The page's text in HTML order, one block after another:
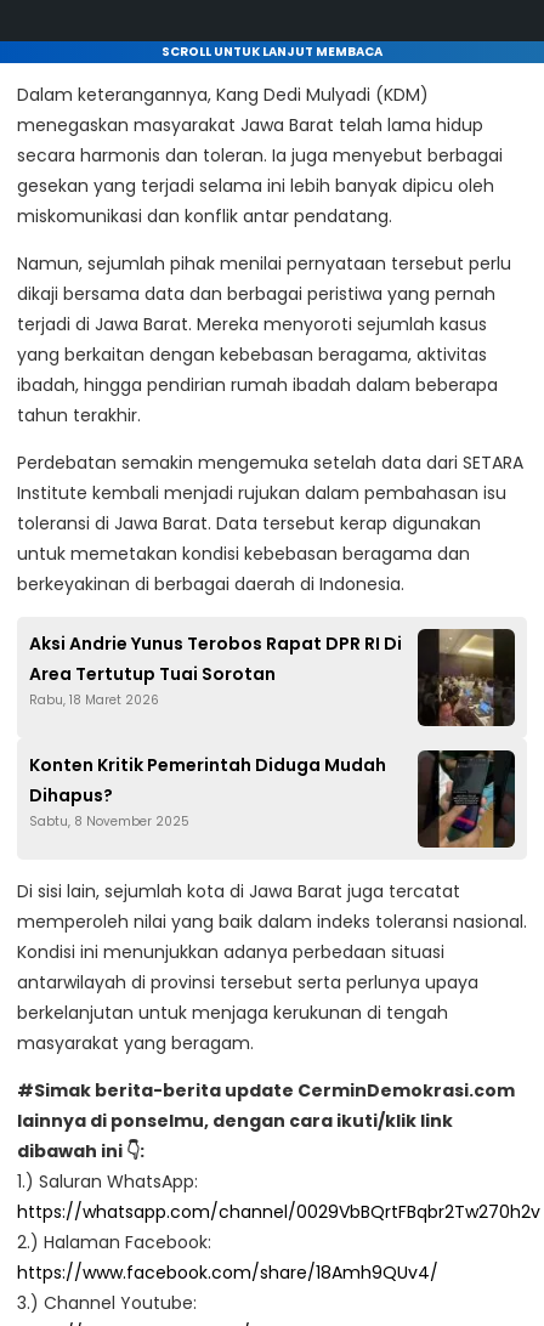
SCROLL UNTUK LANJUT MEMBACA
Dalam keterangannya, Kang Dedi Mulyadi (KDM)
menegaskan masyarakat Jawa Barat telah lama hidup
secara harmonis dan toleran. Ia juga menyebut berbagai
gesekan yang terjadi selama ini lebih banyak dipicu oleh
miskomunikasi dan konflik antar pendatang.
Namun, sejumlah pihak menilai pernyataan tersebut perlu
dikaji bersama data dan berbagai peristiwa yang pernah
terjadi di Jawa Barat. Mereka menyoroti sejumlah kasus
yang berkaitan dengan kebebasan beragama, aktivitas
ibadah, hingga pendirian rumah ibadah dalam beberapa
tahun terakhir.
Perdebatan semakin mengemuka setelah data dari SETARA
Institute kembali menjadi rujukan dalam pembahasan isu
toleransi di Jawa Barat. Data tersebut kerap digunakan
untuk memetakan kondisi kebebasan beragama dan
berkeyakinan di berbagai daerah di Indonesia.
Aksi Andrie Yunus Terobos Rapat DPR RI Di
Area Tertutup Tuai Sorotan
Rabu, 18 Maret 2026
Konten Kritik Pemerintah Diduga Mudah
Dihapus?
Sabtu, 8 November 2025
Di sisi lain, sejumlah kota di Jawa Barat juga tercatat
memperoleh nilai yang baik dalam indeks toleransi nasional.
Kondisi ini menunjukkan adanya perbedaan situasi
antarwilayah di provinsi tersebut serta perlunya upaya
berkelanjutan untuk menjaga kerukunan di tengah
masyarakat yang beragam.
#Simak berita-berita update CerminDemokrasi.com
lainnya di ponselmu, dengan cara ikuti/klik link
dibawah ini 👇:
1.) Saluran WhatsApp:
https://whatsapp.com/channel/0029VbBQrtFBqbr2Tw270h2v
2.) Halaman Facebook:
https://www.facebook.com/share/18Amh9QUv4/
3.) Channel Youtube: